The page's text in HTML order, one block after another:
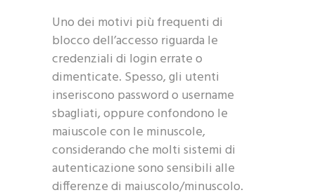
Uno dei motivi più frequenti di
blocco dell’accesso riguarda le
credenziali di login errate o
dimenticate. Spesso, gli utenti
inseriscono password o username
sbagliati, oppure confondono le
maiuscole con le minuscole,
considerando che molti sistemi di
autenticazione sono sensibili alle
differenze di maiuscolo/minuscolo.